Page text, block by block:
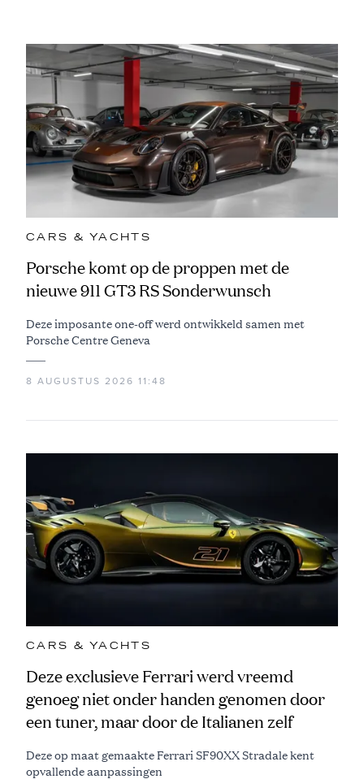
CARS & YACHTS
Porsche komt op de proppen met de
nieuwe 911 GT3 RS Sonderwunsch
Deze imposante one-off werd ontwikkeld samen met
Porsche Centre Geneva
8 AUGUSTUS 2026 11:48
CARS & YACHTS
Deze exclusieve Ferrari werd vreemd
genoeg niet onder handen genomen door
een tuner, maar door de Italianen zelf
Deze op maat gemaakte Ferrari SF90XX Stradale kent
opvallende aanpassingen